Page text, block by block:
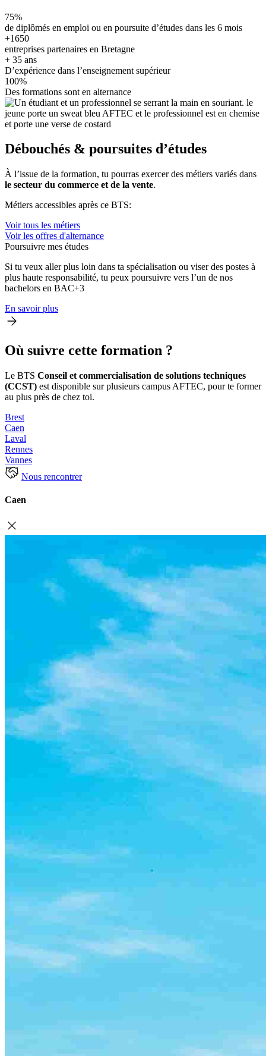
75%
de diplômés en emploi ou en poursuite d’études dans les 6 mois
+1650
entreprises partenaires en Bretagne
+ 35 ans
D’expérience dans l’enseignement supérieur
100%
Des formations sont en alternance
Débouchés & poursuites d’études
À l’issue de la formation, tu pourras exercer des métiers variés dans
le secteur du commerce et de la vente.
Métiers accessibles après ce BTS:
Voir tous les métiers
Voir les offres d'alternance
Poursuivre mes études
Si tu veux aller plus loin dans ta spécialisation ou viser des postes à
plus haute responsabilité, tu peux poursuivre vers l’un de nos
bachelors en BAC+3
En savoir plus
Où suivre cette formation ?
Le BTS Conseil et commercialisation de solutions techniques
(CCST) est disponible sur plusieurs campus AFTEC, pour te former
au plus près de chez toi.
Brest
Caen
Laval
Rennes
Vannes
Nous rencontrer
Caen